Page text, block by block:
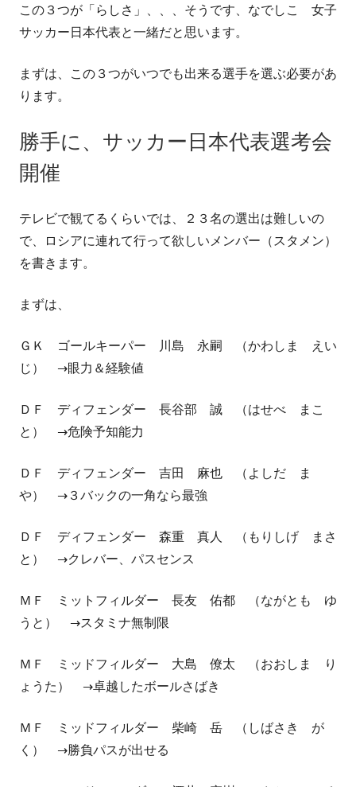
この３つが「らしさ」、、、そうです、なでしこ 女子
サッカー日本代表と一緒だと思います。
まずは、この３つがいつでも出来る選手を選ぶ必要があ
ります。
勝手に、サッカー日本代表選考会
開催
テレビで観てるくらいでは、２３名の選出は難しいの
で、ロシアに連れて行って欲しいメンバー（スタメン）
を書きます。
まずは、
ＧＫ ゴールキーパー 川島 永嗣 （かわしま えい
じ） →眼力＆経験値
ＤＦ ディフェンダー 長谷部 誠 （はせべ まこ
と） →危険予知能力
ＤＦ ディフェンダー 吉田 麻也 （よしだ ま
や） →３バックの一角なら最強
ＤＦ ディフェンダー 森重 真人 （もりしげ まさ
と） →クレバー、パスセンス
ＭＦ ミットフィルダー 長友 佑都 （ながとも ゆ
うと） →スタミナ無制限
ＭＦ ミッドフィルダー 大島 僚太 （おおしま り
ょうた） →卓越したボールさばき
ＭＦ ミッドフィルダー 柴崎 岳 （しばさき が
く） →勝負パスが出せる